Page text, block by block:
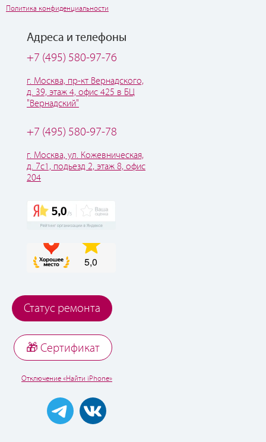
Политика конфиденциальности
Адреса и телефоны
+7 (495) 580-97-76
г. Москва, пр-кт Вернадского,
д. 39, этаж 4, офис 425 в БЦ
"Вернадский"
+7 (495) 580-97-78
г. Москва, ул. Кожевническая,
д. 7с1, подьезд 2, этаж 8, офис
204
Статус ремонта
🎁 Cертификат
Отключение «Найти iPhone»